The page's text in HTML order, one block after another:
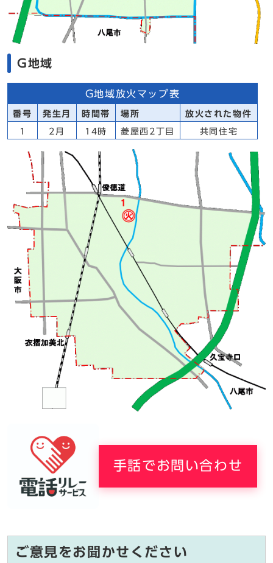
G地域
G地域放火マップ表
番号 発生月 時間帯 場所 放火された物件
1 2月 14時 菱屋西2丁目 共同住宅
手話でお問い合わせ
ご意見をお聞かせください